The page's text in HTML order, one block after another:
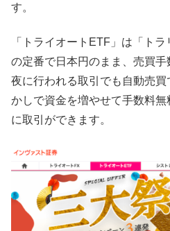
す。
「トライオートETF」は「ト
の定番で日本円のまま、売買
夜に行われる取引でも自動売
かしで資金を増やせて手数料
に取引ができます。